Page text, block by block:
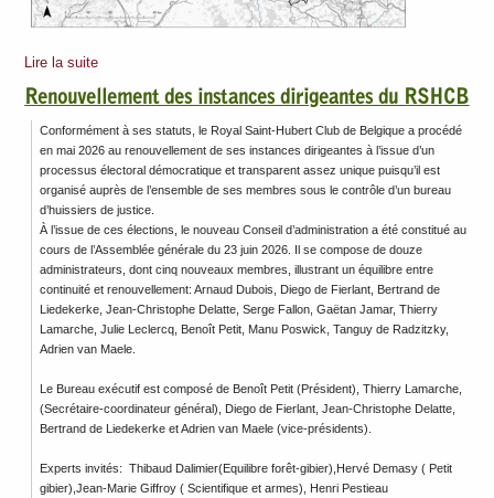
Lire la suite
Renouvellement des instances dirigeantes du RSHCB
Conformément à ses statuts, le Royal Saint-Hubert Club de Belgique a procédé
en mai 2026 au renouvellement de ses instances dirigeantes à l’issue d’un
processus électoral démocratique et transparent assez unique puisqu’il est
organisé auprès de l’ensemble de ses membres sous le contrôle d’un bureau
d’huissiers de justice.
À l’issue de ces élections, le nouveau Conseil d’administration a été constitué au
cours de l’Assemblée générale du 23 juin 2026. Il se compose de douze
administrateurs, dont cinq nouveaux membres, illustrant un équilibre entre
continuité et renouvellement: Arnaud Dubois, Diego de Fierlant, Bertrand de
Liedekerke, Jean-Christophe Delatte, Serge Fallon, Gaëtan Jamar, Thierry
Lamarche, Julie Leclercq, Benoît Petit, Manu Poswick, Tanguy de Radzitzky,
Adrien van Maele.
Le Bureau exécutif est composé de Benoît Petit (Président), Thierry Lamarche,
(Secrétaire-coordinateur général), Diego de Fierlant, Jean-Christophe Delatte,
Bertrand de Liedekerke et Adrien van Maele (vice-présidents).
Experts invités: Thibaud Dalimier(Equilibre forêt-gibier),Hervé Demasy ( Petit
gibier),Jean-Marie Giffroy ( Scientifique et armes), Henri Pestieau